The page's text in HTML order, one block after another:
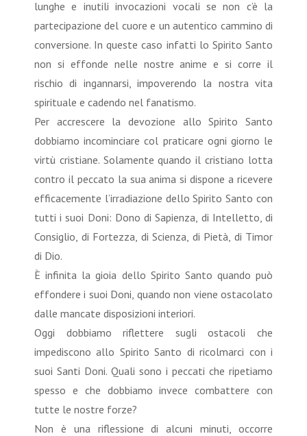
lunghe e inutili invocazioni vocali se non c’è la
partecipazione del cuore e un autentico cammino di
conversione. In queste caso infatti lo Spirito Santo
non si effonde nelle nostre anime e si corre il
rischio di ingannarsi, impoverendo la nostra vita
spirituale e cadendo nel fanatismo.
Per accrescere la devozione allo Spirito Santo
dobbiamo incominciare col praticare ogni giorno le
virtù cristiane. Solamente quando il cristiano lotta
contro il peccato la sua anima si dispone a ricevere
efficacemente l’irradiazione dello Spirito Santo con
tutti i suoi Doni: Dono di Sapienza, di Intelletto, di
Consiglio, di Fortezza, di Scienza, di Pietà, di Timor
di Dio.
È infinita la gioia dello Spirito Santo quando può
effondere i suoi Doni, quando non viene ostacolato
dalle mancate disposizioni interiori.
Oggi dobbiamo riflettere sugli ostacoli che
impediscono allo Spirito Santo di ricolmarci con i
suoi Santi Doni. Quali sono i peccati che ripetiamo
spesso e che dobbiamo invece combattere con
tutte le nostre forze?
Non è una riflessione di alcuni minuti, occorre